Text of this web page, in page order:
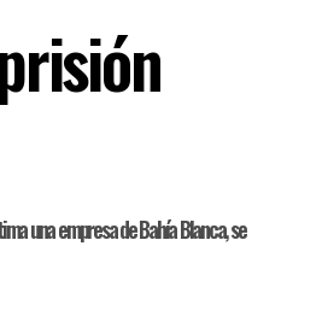
una empresa de Bahía Blanca, se